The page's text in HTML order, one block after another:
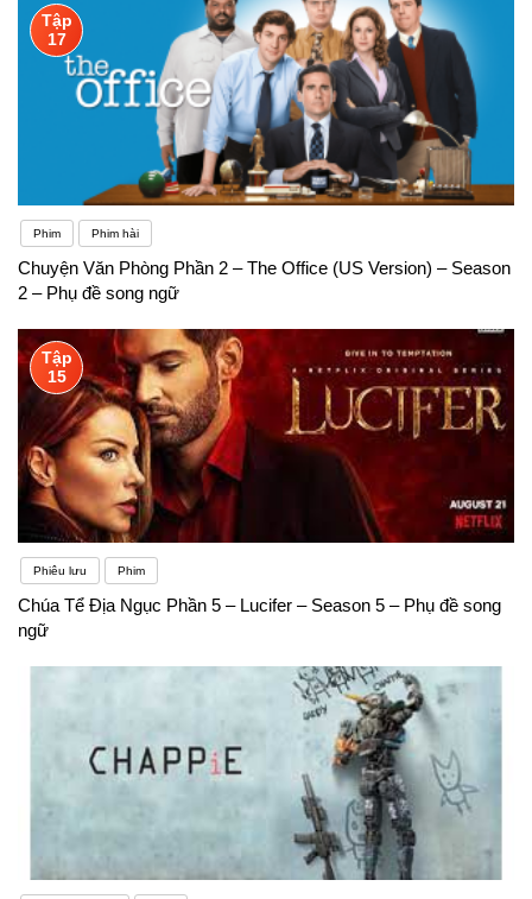
Tập
17
Phim Phim hài
Chuyện Văn Phòng Phần 2 – The Office (US Version) – Season
2 – Phụ đề song ngữ
Tập
15
Phiêu lưu Phim
Chúa Tể Địa Ngục Phần 5 – Lucifer – Season 5 – Phụ đề song
ngữ